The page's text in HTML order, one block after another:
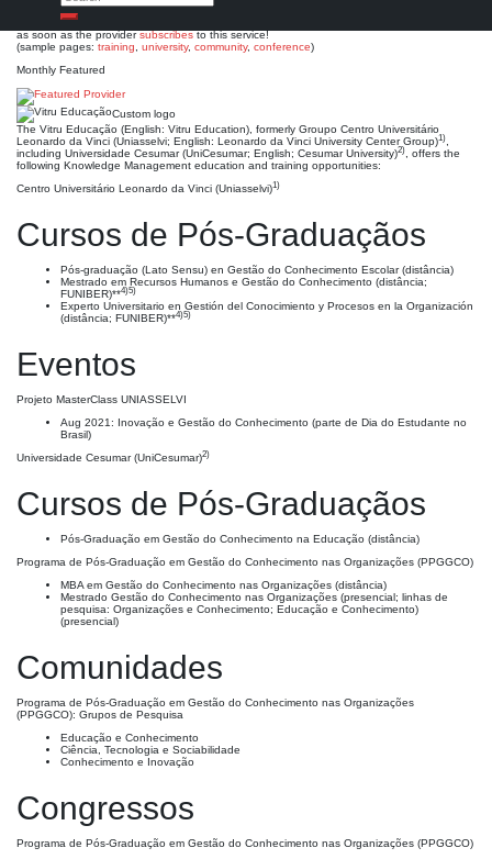
Search
No warranty for correctness & completeness!
This site will be updated with no ads and linked to its KMedu opportunities
as soon as the providersubscribesto this service!
(sample pages: training university, community, conference)
Monthly Featured
Custom logo
The Vitru Educação (English: Vitru Education), formerly Groupo Centro Universitário
Leonardo da Vinci (Uniasselvi; English: Leonardo da Vinci University Center Group)1)
including Universidade Cesumar (UniCesumar; English; Cesumar University)2)
, offers the
following Knowledge Management education and training opportunities:
Centro Universitário Leonardo da Vinci (Uniasselvi)1)
Cursos de Pós-Graduaçãos
Pós-graduação (Lato Sensu) en Gestão do Conhecimento Escolar (distância)
Mestrado em Recursos Humanos e Gestão do Conhecimento (distância;
FUNIBER)**4)5)
Experto Universitario en Gestión del Conocimiento y Procesos en la Organización
(distância; FUNIBER)**4)5)
Eventos
Projeto MasterClass UNIASSELVI
Aug 2021: Inovação e Gestão do Conhecimento (parte de Dia do Estudante no
Brasil)
Universidade Cesumar (UniCesumar)2)
Cursos de Pós-Graduaçãos
Pós-Graduação em Gestão do Conhecimento na Educação (distância)
Programa de Pós-Graduação em Gestão do Conhecimento nas Organizações (PPGGCO)
MBA em Gestão do Conhecimento nas Organizações (distância)
Mestrado Gestão do Conhecimento nas Organizações (presencial; linhas de
pesquisa: Organizações e Conhecimento; Educação e Conhecimento)
(presencial)
Comunidades
Programa de Pós-Graduação em Gestão do Conhecimento nas Organizações
(PPGGCO): Grupos de Pesquisa
Educação e Conhecimento
Ciência, Tecnologia e Sociabilidade
Conhecimento e Inovação
Congressos
Programa de Pós-Graduação em Gestão do Conhecimento nas Organizações (PPGGCO)